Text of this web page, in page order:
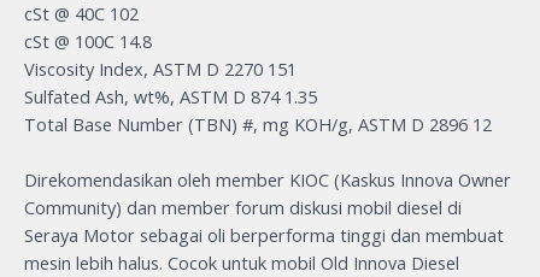
cSt @ 40C 102
cSt @ 100C 14.8
Viscosity Index, ASTM D 2270 151
Sulfated Ash, wt%, ASTM D 874 1.35
Total Base Number (TBN) #, mg KOH/g, ASTM D 2896 12
Direkomendasikan oleh member KIOC (Kaskus Innova Owner
Community) dan member forum diskusi mobil diesel di
Seraya Motor sebagai oli berperforma tinggi dan membuat
mesin lebih halus. Cocok untuk mobil Old Innova Diesel